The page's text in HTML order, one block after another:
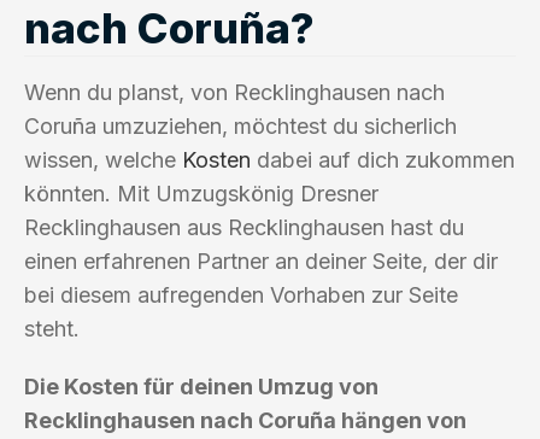
nach Coruña?
Wenn du planst, von Recklinghausen nach
Coruña umzuziehen, möchtest du sicherlich
wissen, welche Kosten dabei auf dich zukommen
könnten. Mit Umzugskönig Dresner
Recklinghausen aus Recklinghausen hast du
einen erfahrenen Partner an deiner Seite, der dir
bei diesem aufregenden Vorhaben zur Seite
steht.
Die Kosten für deinen Umzug von
Recklinghausen nach Coruña hängen von